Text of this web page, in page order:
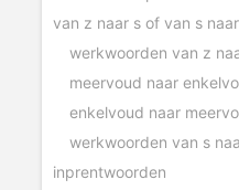
van z naar s of van s
werkwoorden van z
werkwoorden van s
inprentwoorden